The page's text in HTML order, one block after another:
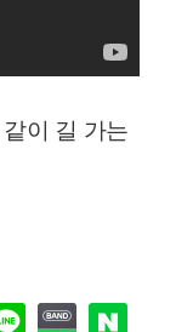
이 길 가는